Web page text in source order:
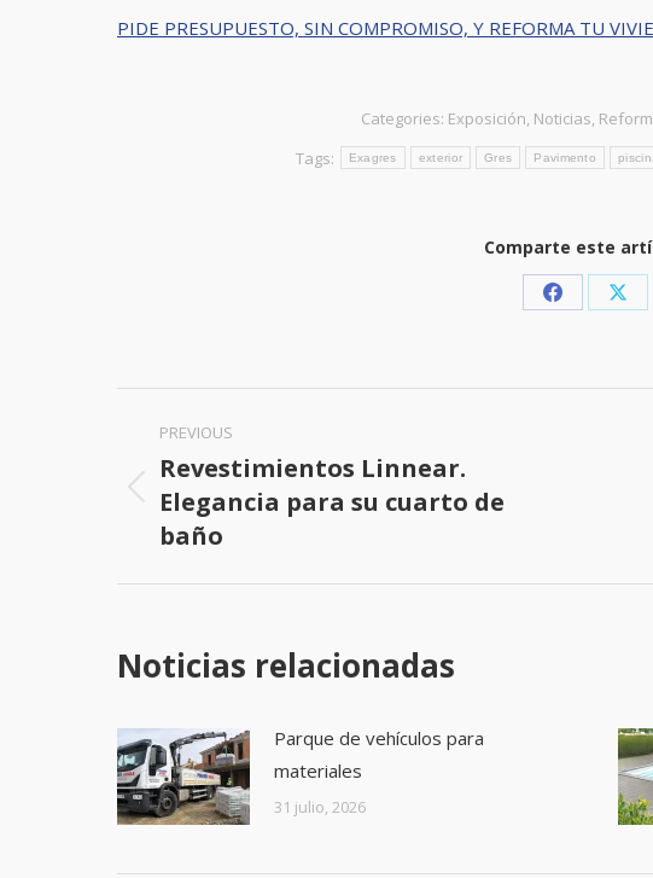
PIDE PRESUPUESTO, SIN COMPROMISO, Y REFORMA TU
Categories: Exposición, Noticias,
Tags:
Exagres exterior Gres Pavimento
Comparte este
Share
Facebook
X
Post
navigation
PREVIOUS
Previous
post:
Revestimientos Linnear.
Elegancia para su cuarto de
baño
Noticias relacionadas
Parque de vehículos para
materiales
31 julio, 2026